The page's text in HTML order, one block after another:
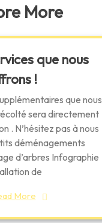
More
que nous
!
que nous
sera directement
. N’hésitez pas à nous
déménagements
d’arbres Infographie
de
More